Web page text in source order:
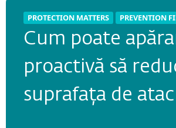
PROTECTION MATTERS PREVENTION
Cum poate
proactivă să
suprafața de atac
PREVENTION
Reducerea
cibernetice -
practic